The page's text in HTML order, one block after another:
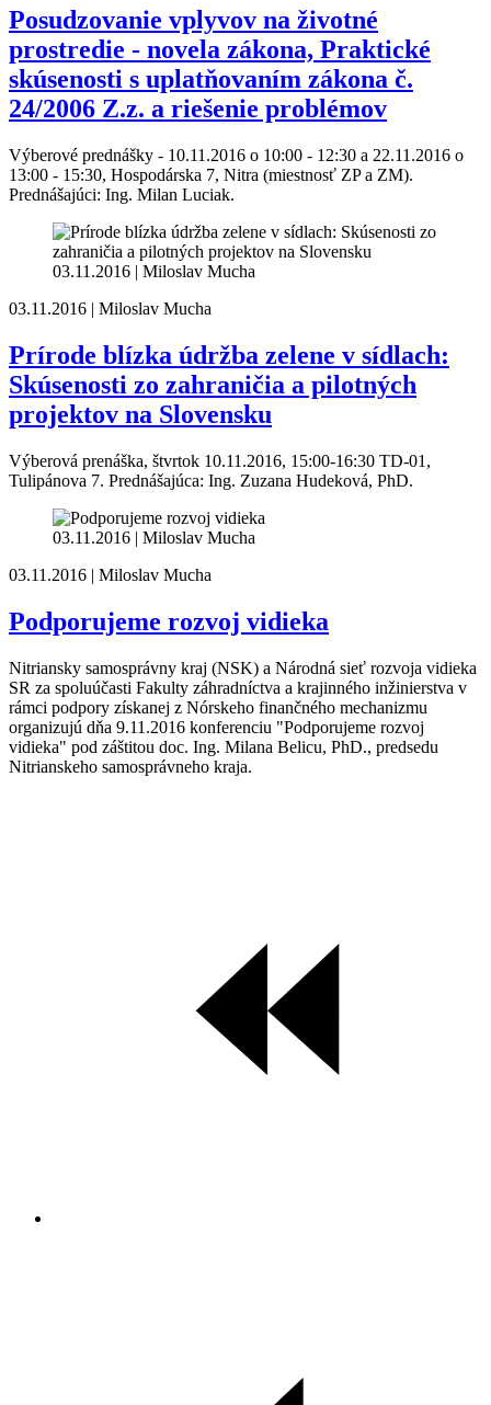
Posudzovanie vplyvov na životné
prostredie - novela zákona, Praktické
skúsenosti s uplatňovaním zákona č.
24/2006 Z.z. a riešenie problémov
Výberové prednášky - 10.11.2016 o 10:00 - 12:30 a 22.11.2016 o
13:00 - 15:30, Hospodárska 7, Nitra (miestnosť ZP a ZM).
Prednášajúci: Ing. Milan Luciak.
03.11.2016 | Miloslav Mucha
03.11.2016 | Miloslav Mucha
Prírode blízka údržba zelene v sídlach:
Skúsenosti zo zahraničia a pilotných
projektov na Slovensku
Výberová prenáška, štvrtok 10.11.2016, 15:00-16:30 TD-01,
Tulipánova 7. Prednášajúca: Ing. Zuzana Hudeková, PhD.
03.11.2016 | Miloslav Mucha
03.11.2016 | Miloslav Mucha
Podporujeme rozvoj vidieka
Nitriansky samosprávny kraj (NSK) a Národná sieť rozvoja vidieka
SR za spoluúčasti Fakulty záhradníctva a krajinného inžinierstva v
rámci podpory získanej z Nórskeho finančného mechanizmu
organizujú dňa 9.11.2016 konferenciu "Podporujeme rozvoj
vidieka" pod záštitou doc. Ing. Milana Belicu, PhD., predsedu
Nitrianskeho samosprávneho kraja.